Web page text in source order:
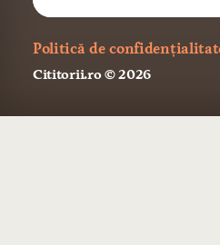
Politică de
Cititorii.ro© 2026